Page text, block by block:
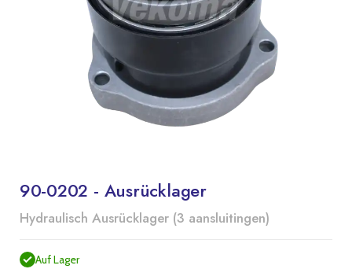
90-0202 - Ausrücklager
Hydraulisch Ausrücklager (3 aansluitingen)
Auf Lager